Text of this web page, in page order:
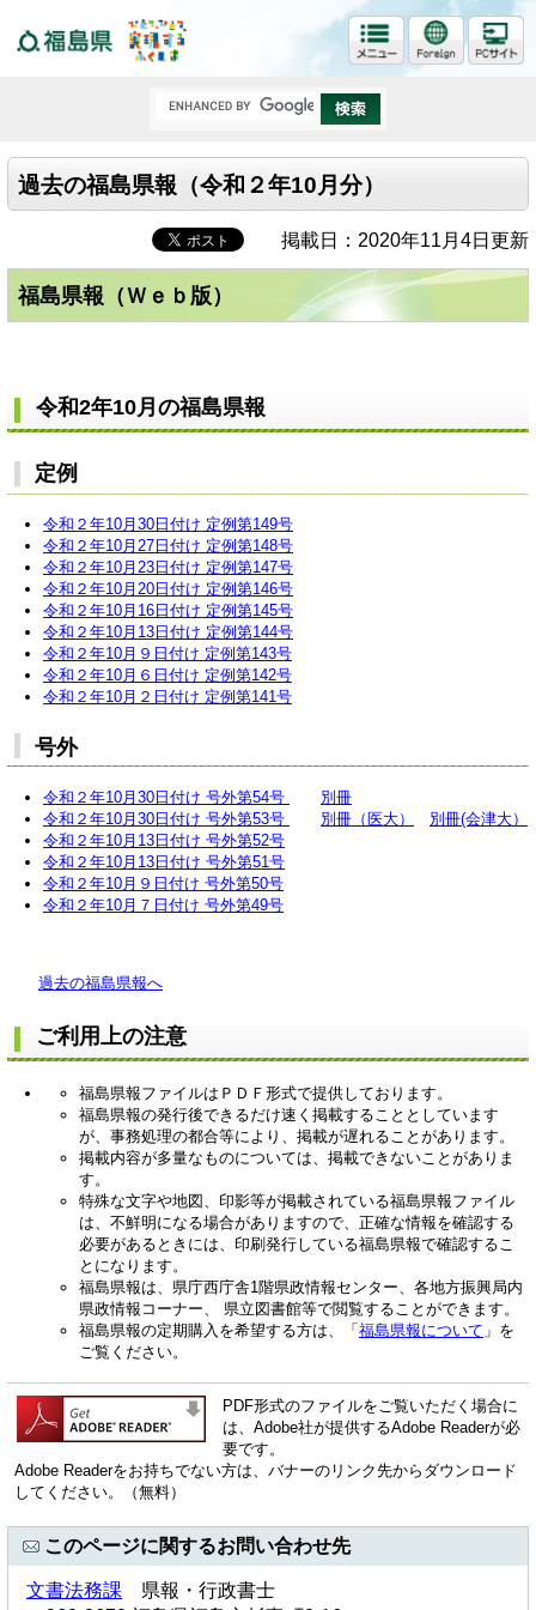
過去の福島県報（令和２年10月分）
掲載日：2020年11月4日更新
福島県報（Ｗｅｂ版）
令和2年10月の福島県報
定例
令和２年10月30日付け 定例第149号
令和２年10月27日付け 定例第148号
令和２年10月23日付け 定例第147号
令和２年10月20日付け 定例第146号
令和２年10月16日付け 定例第145号
令和２年10月13日付け 定例第144号
令和２年10月９日付け 定例第143号
令和２年10月６日付け 定例第142号
令和２年10月２日付け 定例第141号
号外
令和２年10月30日付け 号外第54号
別冊
令和２年10月30日付け 号外第53号
別冊（医大）
別冊(会津大）
令和２年10月13日付け 号外第52号
令和２年10月13日付け 号外第51号
令和２年10月９日付け 号外第50号
令和２年10月７日付け 号外第49号
過去の福島県報へ
ご利用上の注意
福島県報ファイルはＰＤＦ形式で提供しております。
福島県報の発行後できるだけ速く掲載することとしています
が、事務処理の都合等により、掲載が遅れることがあります。
掲載内容が多量なものについては、掲載できないことがありま
す。
特殊な文字や地図、印影等が掲載されている福島県報ファイル
は、不鮮明になる場合がありますので、正確な情報を確認する
必要があるときには、印刷発行している福島県報で確認するこ
とになります。
福島県報は、県庁西庁舎1階県政情報センター、各地方振興局内
県政情報コーナー、 県立図書館等で閲覧することができます。
福島県報の定期購入を希望する方は、「 福島県報について 」を
ご覧ください。
PDF形式のファイルをご覧いただく場合に
は、Adobe社が提供するAdobe Readerが必
要です。
Adobe Readerをお持ちでない方は、バナーのリンク先からダウンロード
してください。（無料）
このページに関するお問い合わせ先
文書法務課 県報・行政書士